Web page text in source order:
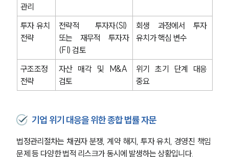
업무사례
주요 업무사례
사례분석/최신동향
법률지식인
고객후기
전체
관리
투자 유치
전략
전략적 투자자(SI)
또는 재무적 투자자
(FI) 검토
회생 과정에서 투자
유치가 핵심 변수
구조조정
전략
자산 매각 및 M&A
검토
위기 초기 단계 대응
중요
기업 위기 대응을 위한 종합 법률 자문
법정관리절차는 채권자 분쟁, 계약 해지, 투자 유치, 경영진 책임
문제 등 다양한 법적 리스크가 동시에 발생하는 상황입니다.